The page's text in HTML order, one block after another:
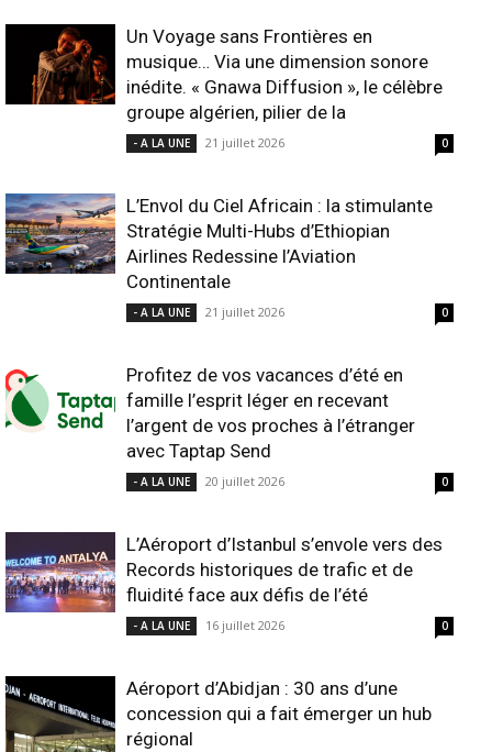
Un Voyage sans Frontières en
musique… Via une dimension sonore
inédite. « Gnawa Diffusion », le célèbre
groupe algérien, pilier de la
- A LA UNE 21 juillet 2026 0
L’Envol du Ciel Africain : la stimulante
Stratégie Multi-Hubs d’Ethiopian
Airlines Redessine l’Aviation
Continentale
- A LA UNE 21 juillet 2026 0
Profitez de vos vacances d’été en
famille l’esprit léger en recevant
l’argent de vos proches à l’étranger
avec Taptap Send
- A LA UNE 20 juillet 2026 0
L’Aéroport d’Istanbul s’envole vers des
Records historiques de trafic et de
fluidité face aux défis de l’été
- A LA UNE 16 juillet 2026 0
Aéroport d’Abidjan : 30 ans d’une
concession qui a fait émerger un hub
régional